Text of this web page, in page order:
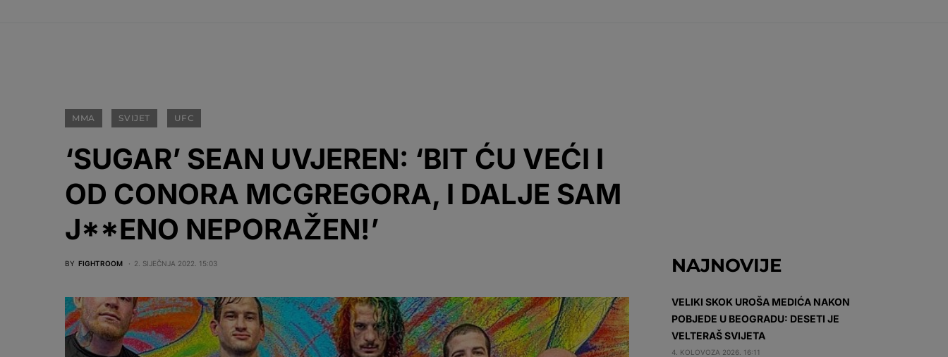
MMA SVIJET UFC
‘SUGAR’ SEAN UVJEREN: ‘BIT ĆU VEĆI I
OD CONORA MCGREGORA, I DALJE SAM
J**ENO NEPORAŽEN!’
BY FIGHTROOM 2. SIJEČNJA 2022. 15:03 NAJNOVIJE
VELIKI SKOK UROŠA MEDIĆA NAKON
POBJEDE U BEOGRADU: DESETI JE
VELTERAŠ SVIJETA
4. KOLOVOZA 2026. 16:11